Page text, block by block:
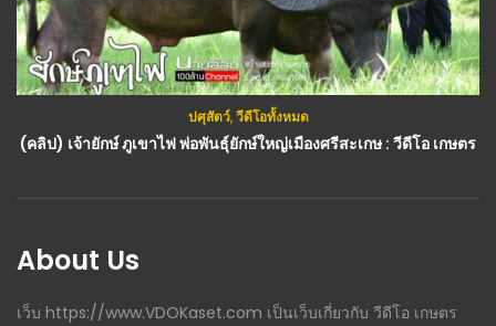
ปศุสัตว์,วีดีโอทั้งหมด
(คลิป) เจ้ายักษ์ ภูเขาไฟ พ่อพันธุ์ยักษ์ใหญ่เมืองศรีสะเกษ : วีดีโอ เกษตร
About Us
เว็บ https://www.VDOKaset.com เป็นเว็บเกี่ยวกับ วีดีโอ เกษตร